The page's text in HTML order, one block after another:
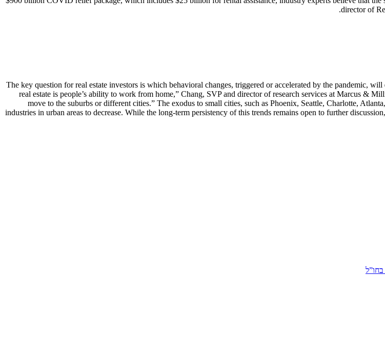
director of
The key question for real estate investors is which behavioral changes, triggered or accelerated by the pandemic,
real estate is people’s ability to work from home,” Chang, SVP and director of research services at Marcus &
move to the suburbs or different cities.” The exodus to small cities, such as Phoenix, Seattle, Charlotte,
industries in urban areas to decrease. While the long-term persistency of this trends remains open to further